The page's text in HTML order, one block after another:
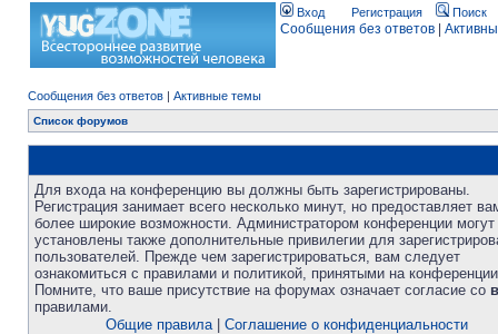
Вход Регистрация Поиск
Сообщения без ответов
Сообщения без ответов | Активные темы
Список форумов
Для входа на конференцию вы должны быть зарегистрированы.
Регистрация занимает всего несколько минут, но предоставляет
более широкие возможности. Администратором конференции
установлены также дополнительные привилегии для
пользователей. Прежде чем зарегистрироваться, вам следует
ознакомиться с правилами и политикой, принятыми на
Помните, что ваше присутствие на форумах означает согласие со
правилами.
Общие правила| Соглашение о конфиденциальности